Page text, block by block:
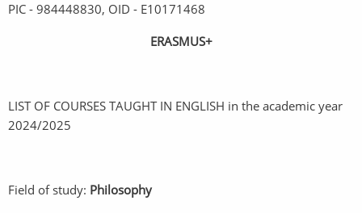
PIC - 984448830, OID - E10171468
ERASMUS+
LIST OF COURSES TAUGHT IN ENGLISH in the academic year
2024/2025
Field of study: Philosophy